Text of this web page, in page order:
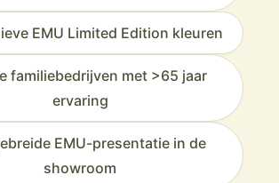
in onze showroom in
barkruk is te bekijken in onze showroom
. Hier kun je verschillende
EMU Limited Edition kleuren
familiebedrijven met >65 jaar
ervaring
EMU-presentatie in de
showroom